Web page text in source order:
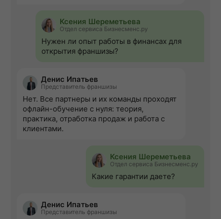
Ксения Шереметьева
Отдел сервиса Бизнесменс.ру
Нужен ли опыт работы в финансах для
открытия франшизы?
Денис Ипатьев
Представитель франшизы
Нет. Все партнеры и их команды проходят
офлайн-обучение с нуля: теория,
практика, отработка продаж и работа с
клиентами.
Ксения Шереметьева
Отдел сервиса Бизнесменс.ру
Какие гарантии даете?
Денис Ипатьев
Представитель франшизы